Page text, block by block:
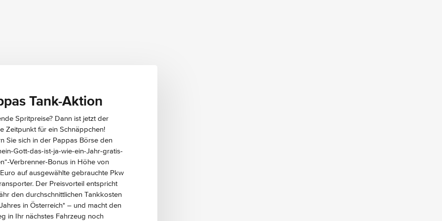
Lordosenstütze Fahrersitz
Nachtbeleuchtung Fond
Sitzbef. vis-a-vis 1. Fondsitzr. Schienen
Sitzschienensystem mit Schnellverriegelung
Stoff Caluma schwarz
Thorax-Pelvis-Sidebag Beifahrer
Thorax-Pelvis-Sidebag Fahrer
Warmluftkanal zum Fahrgastraum
Windowbags für Fahrer und Beifahrer
abschliessbares Handschuhfach
halbautomatisch geregelt Klimaanlage
Tank-Aktion
Spritpreise? Dann ist jetzt der
Zeitpunkt für ein Schnäppchen!
Sie sich in der Pappas Börse den
Gott-das-ist-ja-wie-ein-Jahr-gratis-
Verbrenner-Bonus in Höhe von
auf ausgewählte gebrauchte Pkw
Der Preisvorteil entspricht
den durchschnittlichen Tankkosten
in Österreich* – und macht den
in Ihr nächstes Fahrzeug noch